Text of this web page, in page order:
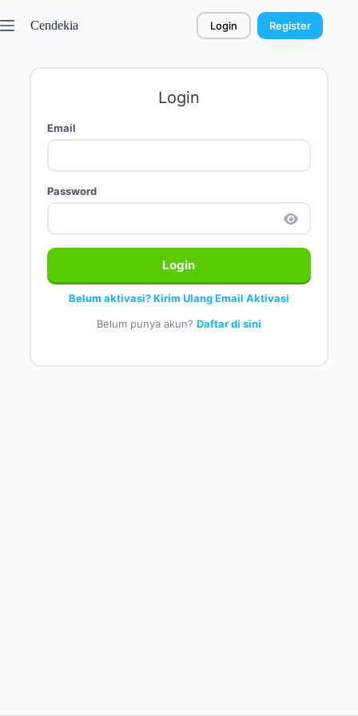
Cendekia Login Register
Login
Email
Password
Login
Belum aktivasi? Kirim Ulang Email Aktivasi
Belum punya akun? Daftar di sini